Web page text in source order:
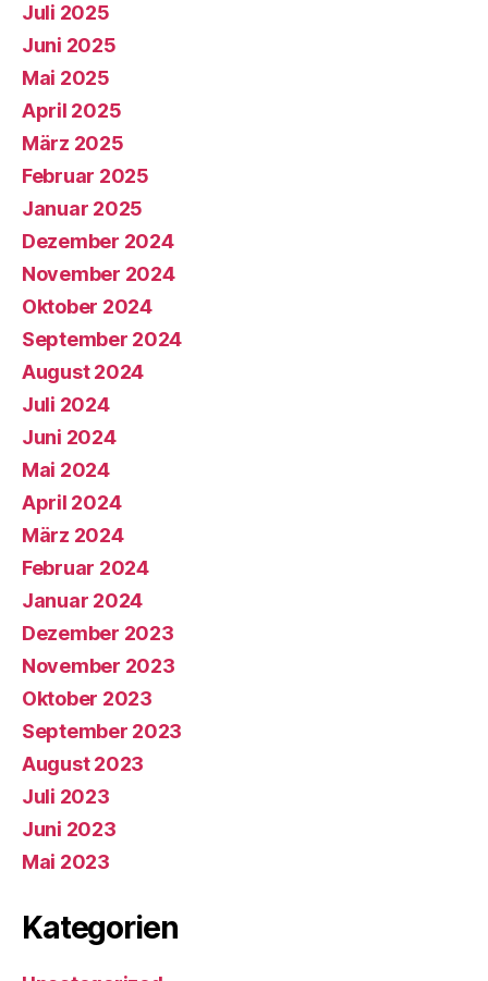
Juli 2025
Juni 2025
Mai 2025
April 2025
März 2025
Februar 2025
Januar 2025
Dezember 2024
November 2024
Oktober 2024
September 2024
August 2024
Juli 2024
Juni 2024
Mai 2024
April 2024
März 2024
Februar 2024
Januar 2024
Dezember 2023
November 2023
Oktober 2023
September 2023
August 2023
Juli 2023
Juni 2023
Mai 2023
Kategorien